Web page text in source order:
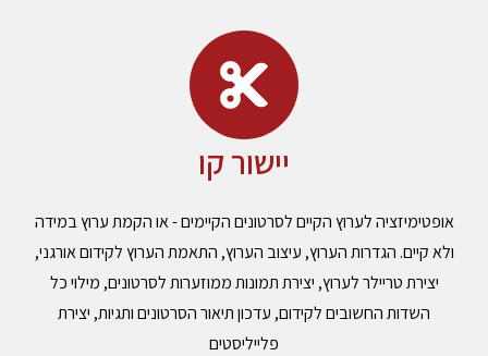
יישור קו
אופטימיזציה לערוץ הקיים לסרטונים הקיימים - או הקמת ערוץ במידה
ולא קיים. הגדרות הערוץ, עיצוב הערוץ, התאמת הערוץ לקידום אורגני,
יצירת טריילר לערוץ, יצירת תמונות ממוזערות לסרטונים, מילוי כל
השדות החשובים לקידום, עדכון תיאור הסרטונים ותגיות, יצירת
פלייליסטים